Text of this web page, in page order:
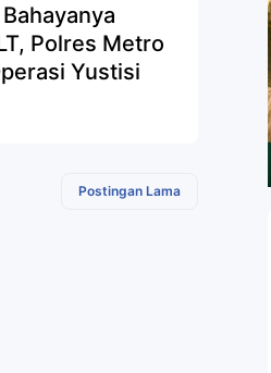
Polres Metro
Yustisi
Postingan Lama